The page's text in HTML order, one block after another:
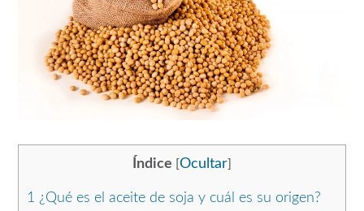
Índice Ocultar
1 ¿Qué es el aceite de soja y cuál es su origen?